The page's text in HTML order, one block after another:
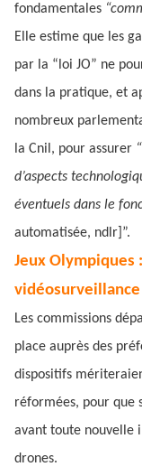
fondamentales
Elle estime que les
par la “loi JO” ne
dans la pratique, et
nombreux
la Cnil, pour assurer
d’aspects
éventuels dans le
automatisée, ndlr]”.
Jeux Olympiques
Les commissions
place auprès des
dispositifs
réformées, pour que
avant toute nouvelle
drones.